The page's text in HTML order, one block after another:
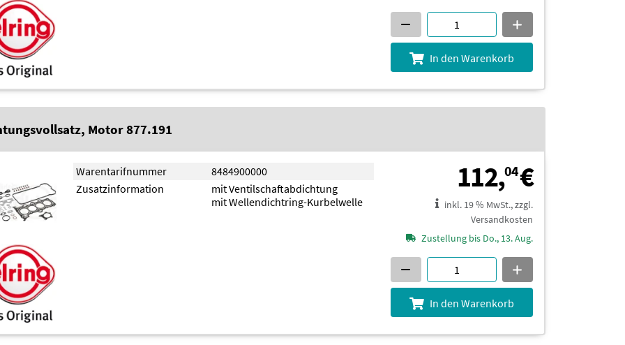
In den Warenkorb
Motor 877.191
Warentarifnummer
8484900000
Zusatzinformation
mit Ventilschaftabdichtung
mit Wellendichtring-Kurbelwelle
112,04€112,04 €
inkl. 19 % MwSt., zzgl.
Versandkosten
Zustellung bis Do., 13. Aug.
In den Warenkorb